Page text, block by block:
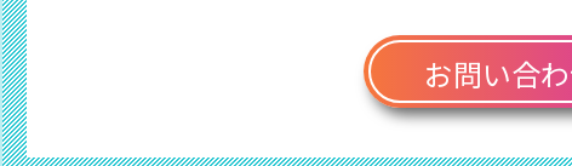
お問い合